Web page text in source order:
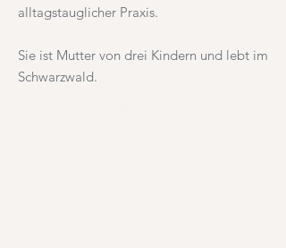
alltagstauglicher Praxis.
Sie ist Mutter von drei Kindern und lebt im
Schwarzwald.